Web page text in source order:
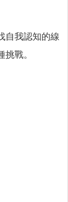
自我認知的線
戰。